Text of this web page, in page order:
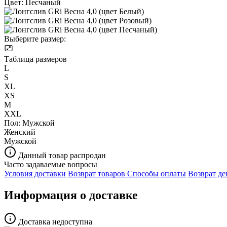
Цвет: Песчаный
Выберите размер:
Таблица размеров
L
S
XL
XS
M
XXL
Пол: Мужской
Женский
Мужской
Данный товар распродан
Часто задаваемые вопросы
Условия доставки Возврат товаров Способы оплаты Возврат
Информация о доставке
Доставка недоступна